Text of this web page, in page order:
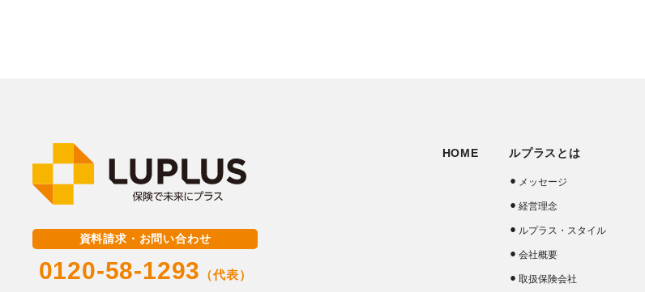
資料請求・お問い合わせ
0120-58-1293 （代表）
HOME ルプラスとは
メッセージ
経営理念
ルプラス・スタイル
会社概要
取扱保険会社